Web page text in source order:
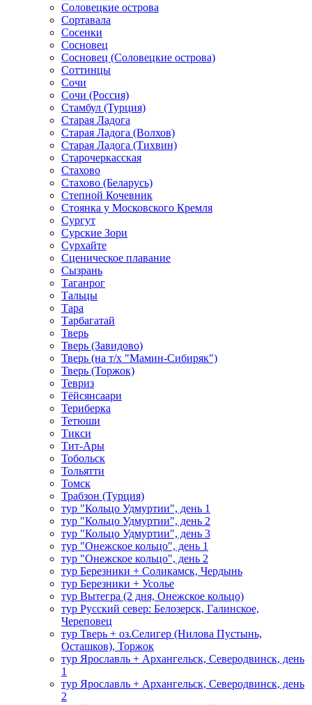
Соловецкие острова
Сортавала
Сосенки
Сосновец
Сосновец (Соловецкие острова)
Соттинцы
Сочи
Сочи (Россия)
Стамбул (Турция)
Старая Ладога
Старая Ладога (Волхов)
Старая Ладога (Тихвин)
Старочеркасская
Стахово
Стахово (Беларусь)
Степной Кочевник
Стоянка у Московского Кремля
Сургут
Сурские Зори
Сурхайте
Сценическое плавание
Сызрань
Таганрог
Тальцы
Тара
Тарбагатай
Тверь
Тверь (Завидово)
Тверь (на т/х "Мамин-Сибиряк")
Тверь (Торжок)
Тевриз
Тёйсянсаари
Териберка
Тетюши
Тикси
Тит-Ары
Тобольск
Тольятти
Томск
Трабзон (Турция)
тур "Кольцо Удмуртии", день 1
тур "Кольцо Удмуртии", день 2
тур "Кольцо Удмуртии", день 3
тур "Онежское кольцо", день 1
тур "Онежское кольцо", день 2
тур Березники + Соликамск, Чердынь
тур Березники + Усолье
тур Вытегра (2 дня, Онежское кольцо)
тур Русский север: Белозерск, Галинское,
Череповец
тур Тверь + оз.Селигер (Нилова Пустынь,
Осташков), Торжок
тур Ярославль + Архангельск, Северодвинск, день
1
тур Ярославль + Архангельск, Северодвинск, день
2